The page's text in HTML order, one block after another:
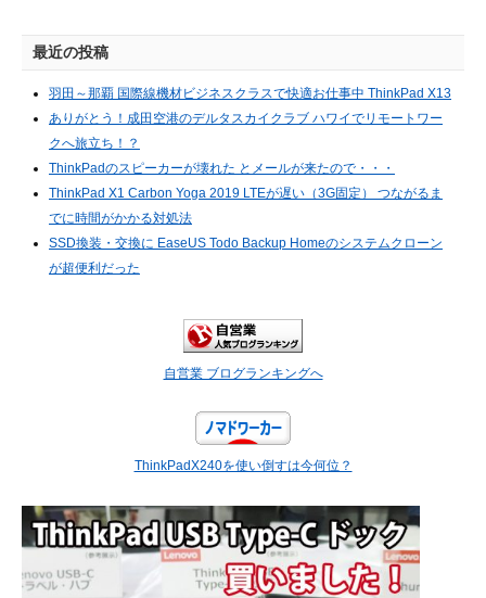
最近の投稿
羽田～那覇 国際線機材ビジネスクラスで快適お仕事中 ThinkPad X13
ありがとう！成田空港のデルタスカイクラブ ハワイでリモートワー
クへ旅立ち！？
ThinkPadのスピーカーが壊れた とメールが来たので・・・
ThinkPad X1 Carbon Yoga 2019 LTEが遅い（3G固定） つながるま
でに時間がかかる対処法
SSD換装・交換に EaseUS Todo Backup Homeのシステムクローン
が超便利だった
自営業 ブログランキングへ
ThinkPadX240を使い倒すは今何位？